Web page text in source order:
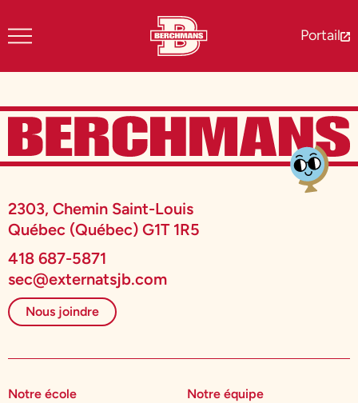
Portail
2303, Chemin Saint-Louis
Québec (Québec) G1T 1R5
418 687-5871
sec@externatsjb.com
Nous joindre
Notre école Notre équipe